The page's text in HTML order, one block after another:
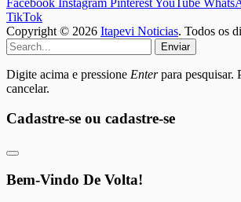
TikTok
Copyright © 2026 Itapevi Noticias. Todos os
Enviar
Digite acima e pressione Enterpara pesquisar.
cancelar.
Cadastre-se ou cadastre-se
Bem-Vindo De Volta!